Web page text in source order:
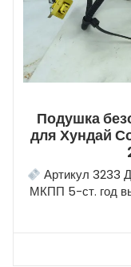
Подушка
для Хундай
Артикул 3233
МКПП 5-ст. год